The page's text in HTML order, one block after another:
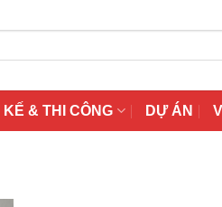
KẾ & THI CÔNG DỰ ÁN